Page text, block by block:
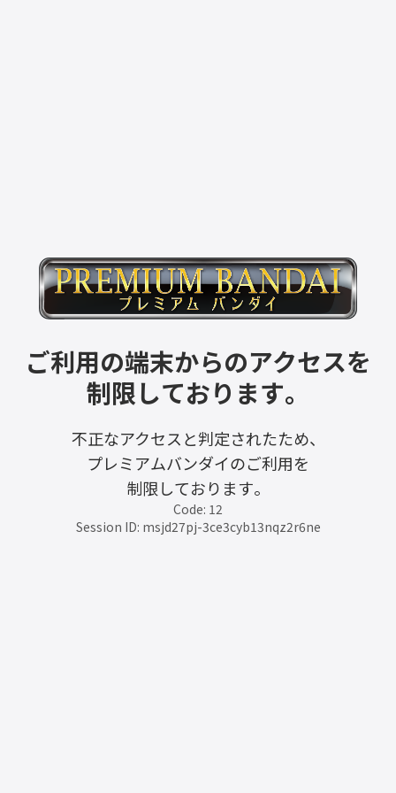
ご利用の端末からのアクセスを
制限しております。
不正なアクセスと判定されたため、
プレミアムバンダイのご利用を
制限しております。
Code: 12
Session ID: msjd27pj-3ce3cyb13nqz2r6ne